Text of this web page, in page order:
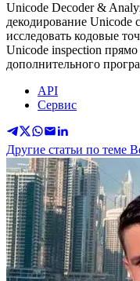
Unicode Decoder &
декодирование Unicode
исследовать кодовые
Unicode inspection прямо
дополнительного
API
Сервис
Другие статьи по теме